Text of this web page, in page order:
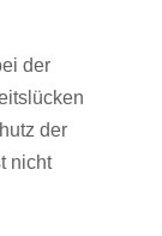
der
der
nicht